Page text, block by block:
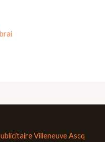
Villeneuve Ascq